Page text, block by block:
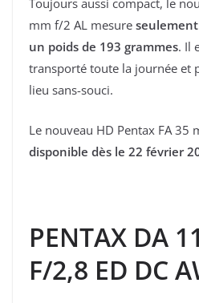
Toujours aussi compact, le
mm f/2 AL mesure
un poids de 193 grammes. Il
transporté toute la journée et
lieu sans-souci.
Le nouveau HD Pentax FA 35
disponible dès le 22 février
PENTAX DA
F/2,8 ED DC